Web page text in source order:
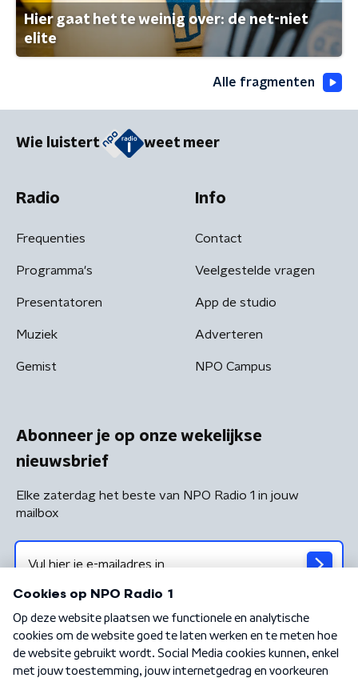
Hier gaat het te weinig over: de net-niet
elite
Alle fragmenten
Wie luistert weet meer
Radio
Frequenties
Programma's
Presentatoren
Muziek
Gemist
Info
Contact
Veelgestelde vragen
App de studio
Adverteren
NPO Campus
Abonneer je op onze wekelijkse
nieuwsbrief
Elke zaterdag het beste van NPO Radio 1 in jouw
mailbox
Algemene voorwaarden Privacybeleid